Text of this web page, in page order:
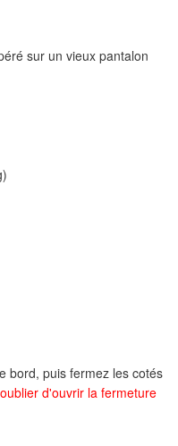
sur un vieux pantalon
bord, puis fermez les cotés
d'ouvrir la fermeture